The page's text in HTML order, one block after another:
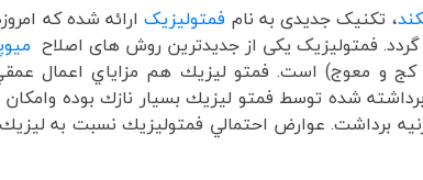
، تکنیک جدیدی به نام فمتولیزیکارائه شده که
فمتولیزیک یکی از جدیدترین روش های اصلاح
کج و معوج) است. فمتو ليزيك هم مزاياي اعمال
شده توسط فمتو ليزيك بسيار نازك بوده وامكان